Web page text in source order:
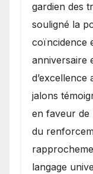
gardien des
souligné la
coïncidence
anniversaire
d’excellence
jalons
en faveur de
du
langage